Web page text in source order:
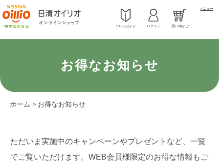
ご利用ガイド ログイン 買い物かご
メニュー
お得なお知らせ
ホーム > お得なお知らせ
ただいま実施中のキャンペーンやプレゼントなど、一覧
でご覧いただけます。WEB会員様限定のお得な情報もご